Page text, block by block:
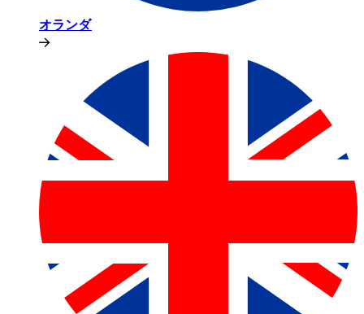
オランダ​​